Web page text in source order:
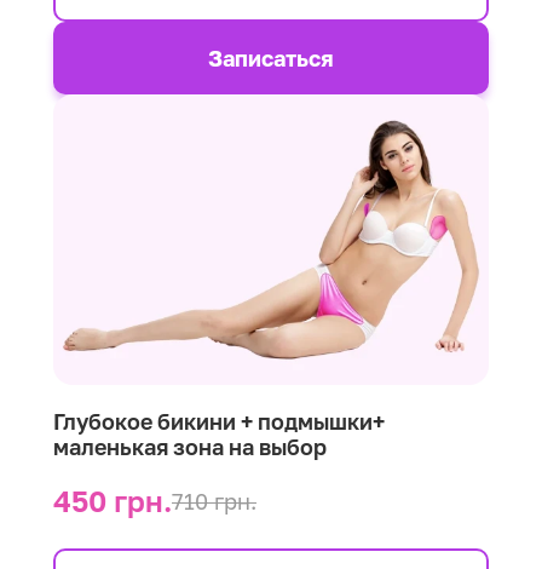
Записаться
Глубокое бикини + подмышки+
маленькая зона на выбор
450 грн.710 грн.